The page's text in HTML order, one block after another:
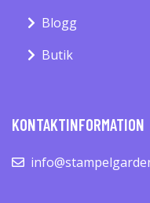
Blogg
Butik
KONTAKTINFORMATION